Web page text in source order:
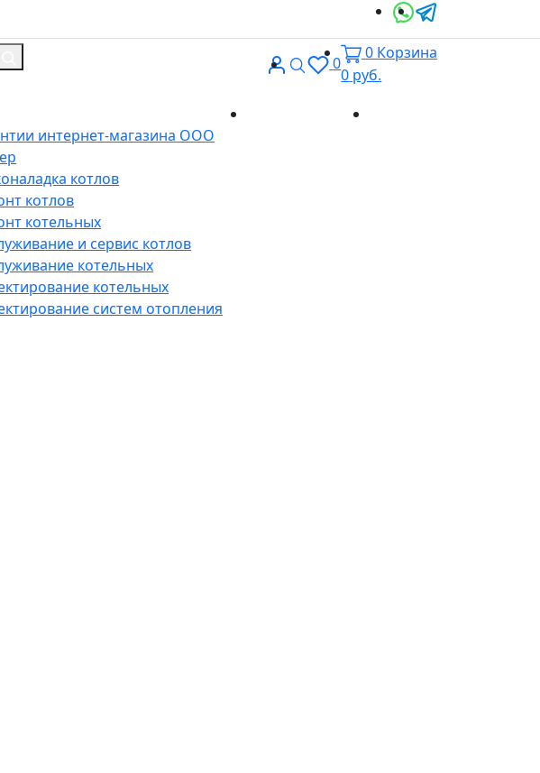
ВходПоиск
0
0 Корзина
0 руб.
интернет-магазина ООО
котлов
котлов
котельных
и сервис котлов
котельных
котельных
систем отопления